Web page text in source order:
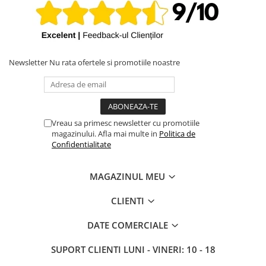
iPhone X
iPhone 8 Plus
iPhone 8
iPhone 7 Plus
iPhone 7
iPhone SE 2022 3rd
iPhone 6 Plus
Newsletter Nu rata ofertele si promotiile noastre
Vreau sa primesc newsletter cu promotiile
magazinului. Afla mai multe in Politica de
Confidentialitate
MAGAZINUL MEU
CLIENTI
DATE COMERCIALE
SUPORT CLIENTI LUNI - VINERI: 10 - 18